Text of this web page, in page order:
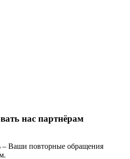
нас партнёрам
– Ваши повторные обращения